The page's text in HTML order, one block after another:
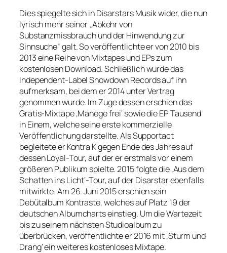
Dies spiegelte sich in Disarstars Musik wider, die nun
lyrisch mehr seiner „Abkehr von
Substanzmissbrauch und der Hinwendung zur
Sinnsuche“ galt. So veröffentlichte er von 2010 bis
2013 eine Reihe von Mixtapes und EPs zum
kostenlosen Download. Schließlich wurde das
Independent-Label Showdown Records auf ihn
aufmerksam, bei dem er 2014 unter Vertrag
genommen wurde. Im Zuge dessen erschien das
Gratis-Mixtape ‚Manege frei‘ sowie die EP Tausend
in Einem, welche seine erste kommerzielle
Veröffentlichung darstellte. Als Supportact
begleitete er Kontra K gegen Ende des Jahres auf
dessen Loyal-Tour, auf der er erstmals vor einem
größeren Publikum spielte. 2015 folgte die ‚Aus dem
Schatten ins Licht‘-Tour, auf der Disarstar ebenfalls
mitwirkte. Am 26. Juni 2015 erschien sein
Debütalbum Kontraste, welches auf Platz 19 der
deutschen Albumcharts einstieg. Um die Wartezeit
bis zu seinem nächsten Studioalbum zu
überbrücken, veröffentlichte er 2016 mit ‚Sturm und
Drang‘ ein weiteres kostenloses Mixtape.